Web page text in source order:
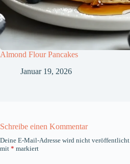
Almond Flour Pancakes
Januar 19, 2026
Schreibe einen Kommentar
Deine E-Mail-Adresse wird nicht veröffentlicht.
mit * markiert